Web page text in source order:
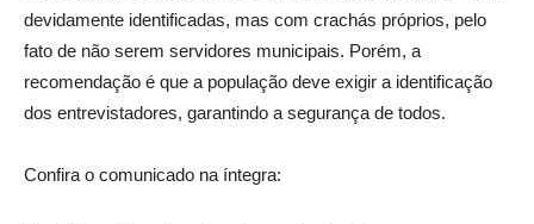
devidamente identificadas, mas com crachás próprios, pelo
fato de não serem servidores municipais. Porém, a
recomendação é que a população deve exigir a identificação
dos entrevistadores, garantindo a segurança de todos.
Confira o comunicado na íntegra: